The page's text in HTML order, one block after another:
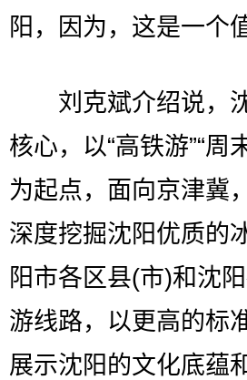
阳，因为，这是一个
刘克斌介绍说，沈
核心，以“高铁游”“周
为起点，面向京津冀
深度挖掘沈阳优质的
阳市各区县(市)和沈
游线路，以更高的标
展示沈阳的文化底蕴